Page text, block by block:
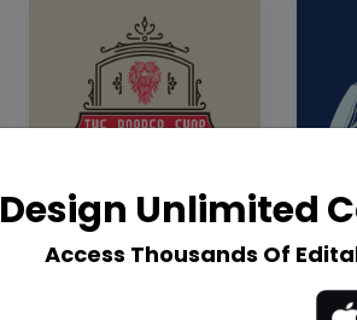
Design Unlimited
Access Thousands Of